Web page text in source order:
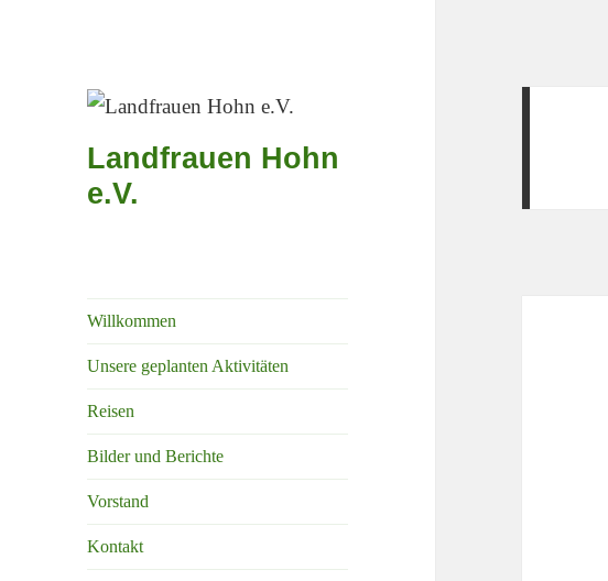
Landfrauen Hohn
e.V.
Willkommen
Unsere geplanten Aktivitäten
Reisen
Bilder und Berichte
Vorstand
Kontakt